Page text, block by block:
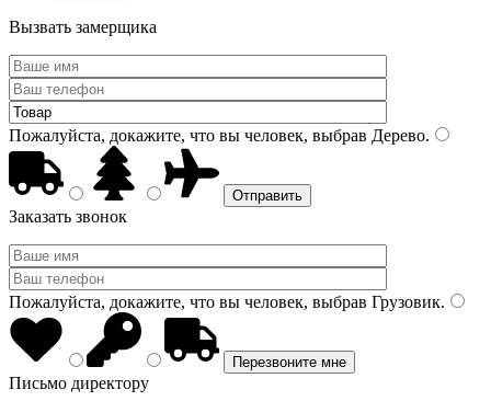
Вызвать замерщика
Пожалуйста, докажите, что вы человек, выбрав Дерево.
Заказать звонок
Пожалуйста, докажите, что вы человек, выбрав Грузовик.
Письмо директору